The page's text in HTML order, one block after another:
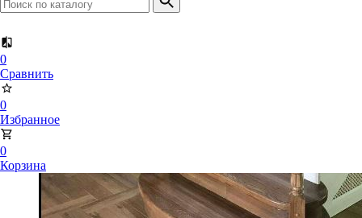
0
Сравнить
0
Избранное
0
Корзина